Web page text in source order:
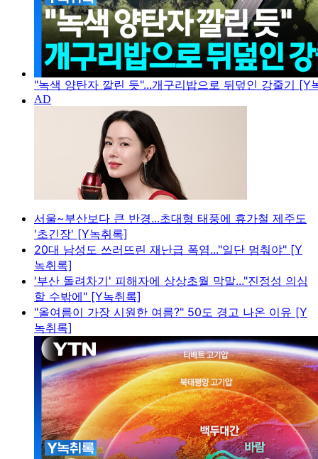
"녹색 양탄자 깔린 듯"...개구리밥으로 뒤덮인 강줄기 [Y
서울~부산보다 큰 반경...초대형 태풍에 휴가철 제주도
'초긴장' [Y녹취록]
20대 남성도 쓰러뜨린 재난급 폭염..."일단 멈춰야" [Y
녹취록]
'부산 돌려차기' 피해자에 상상초월 막말..."진정성 의심
할 수밖에" [Y녹취록]
"올여름이 가장 시원한 여름?" 50도 경고 나온 이유 [Y
녹취록]